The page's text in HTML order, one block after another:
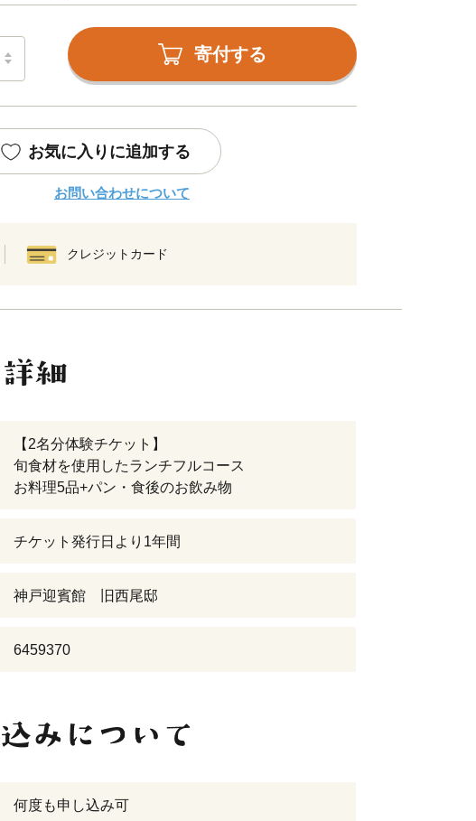
寄付する
お気に入りに追加する
お問い合わせについて
クレジットカード
【2名分体験チケット】
旬食材を使用したランチフルコース
お料理5品+パン・食後のお飲み物
チケット発行日より1年間
神戸迎賓館 旧西尾邸
6459370
何度も申し込み可